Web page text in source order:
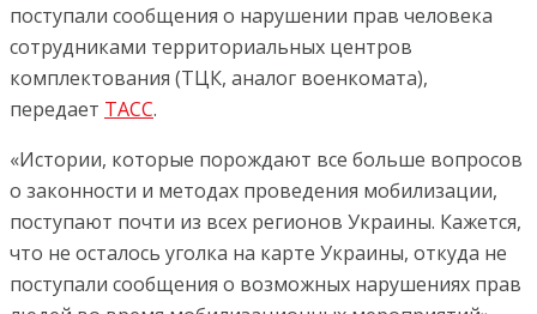
поступали сообщения о нарушении прав человека
сотрудниками территориальных центров
комплектования (ТЦК, аналог военкомата),
передает ТАСС.
«Истории, которые порождают все больше вопросов
о законности и методах проведения мобилизации,
поступают почти из всех регионов Украины. Кажется,
что не осталось уголка на карте Украины, откуда не
поступали сообщения о возможных нарушениях прав